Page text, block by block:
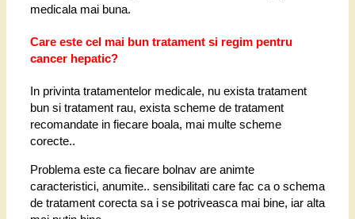
medicala mai buna.
Care este cel mai bun tratament si regim pentru
cancer hepatic?
In privinta tratamentelor medicale, nu exista tratament
bun si tratament rau, exista scheme de tratament
recomandate in fiecare boala, mai multe scheme
corecte..
Problema este ca fiecare bolnav are animte
caracteristici, anumite.. sensibilitati care fac ca o schema
de tratament corecta sa i se potriveasca mai bine, iar alta